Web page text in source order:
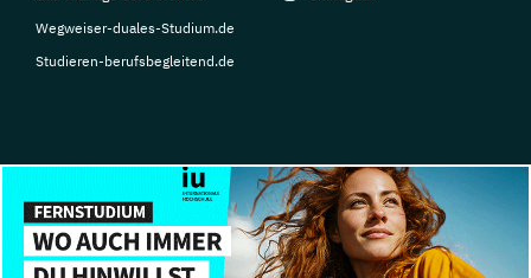
Wegweiser-duales-Studium.de
Studieren-berufsbegleitend.de
© Copyright 2026, TarGroup Media GmbH
Impressum
Über
Datenschutzerklärung Nutzungsbedingungen